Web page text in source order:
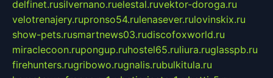
delfinet.rusilvernano.ruelestal.ruvektor-doroga.ru
velotrenajery.rupronso54.rulenasever.rulovinskix.ru
show-pets.rusmartnews03.rudiscofoxworld.ru
miraclecoon.rupongup.ruhostel65.ruliura.ruglasspb.ru
firehunters.rugribowo.rugnalis.rubulkitula.ru